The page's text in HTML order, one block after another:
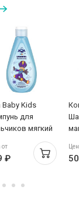
Baby Kids
для
мягкий
от
₽